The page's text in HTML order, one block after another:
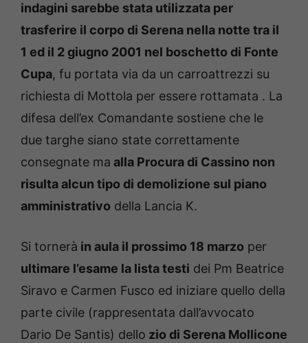
indagini sarebbe stata utilizzata per
trasferire il corpo di Serena nella notte tra il
1 ed il 2 giugno 2001 nel boschetto di Fonte
Cupa, fu portata via da un carroattrezzi su
richiesta di Mottola per essere rottamata . La
difesa dell’ex Comandante sostiene che le
due targhe siano state correttamente
consegnate ma alla Procura di Cassino non
risulta alcun tipo di demolizione sul piano
amministrativo della Lancia K.
Si tornerà in aula il prossimo 18 marzo per
ultimare l’esame la lista testi dei Pm Beatrice
Siravo e Carmen Fusco ed iniziare quello della
parte civile (rappresentata dall’avvocato
Dario De Santis) dello zio di Serena Mollicone